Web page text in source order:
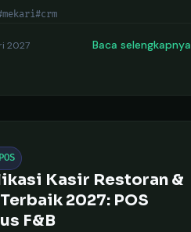
#crm
2027 Baca selengkapnya
Kasir Restoran &
2027: POS
F&B